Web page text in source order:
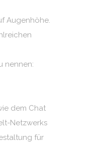
Augenhöhe.
nennen:
dem Chat
Netzwerks
für